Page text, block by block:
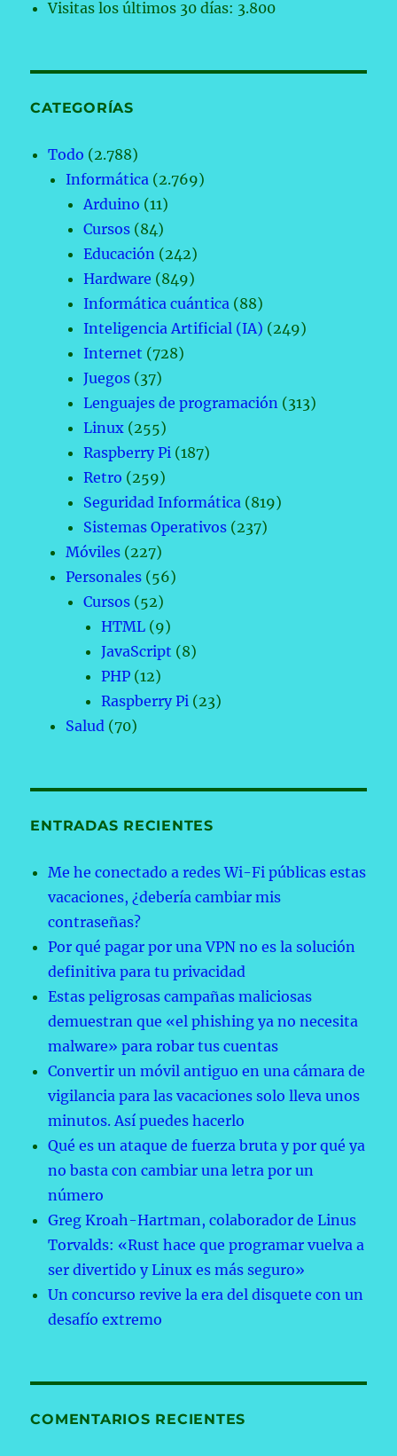
Visitas los últimos 30 días: 3.800
CATEGORÍAS
Todo (2.788)
Informática (2.769)
Arduino (11)
Cursos (84)
Educación (242)
Hardware (849)
Informática cuántica (88)
Inteligencia Artificial (IA) (249)
Internet (728)
Juegos (37)
Lenguajes de programación (313)
Linux (255)
Raspberry Pi (187)
Retro (259)
Seguridad Informática (819)
Sistemas Operativos (237)
Móviles (227)
Personales (56)
Cursos (52)
HTML (9)
JavaScript (8)
PHP (12)
Raspberry Pi (23)
Salud (70)
ENTRADAS RECIENTES
Me he conectado a redes Wi-Fi públicas estas
vacaciones, ¿debería cambiar mis
contraseñas?
Por qué pagar por una VPN no es la solución
definitiva para tu privacidad
Estas peligrosas campañas maliciosas
demuestran que «el phishing ya no necesita
malware» para robar tus cuentas
Convertir un móvil antiguo en una cámara de
vigilancia para las vacaciones solo lleva unos
minutos. Así puedes hacerlo
Qué es un ataque de fuerza bruta y por qué ya
no basta con cambiar una letra por un
número
Greg Kroah-Hartman, colaborador de Linus
Torvalds: «Rust hace que programar vuelva a
ser divertido y Linux es más seguro»
Un concurso revive la era del disquete con un
desafío extremo
COMENTARIOS RECIENTES